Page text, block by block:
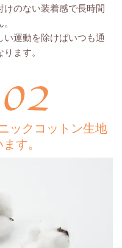
けのない装着感で長時間
い運動を除けばいつも通
ます。
ックコットン生地
す。